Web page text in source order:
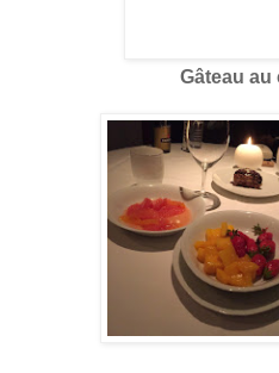
Gâteau au